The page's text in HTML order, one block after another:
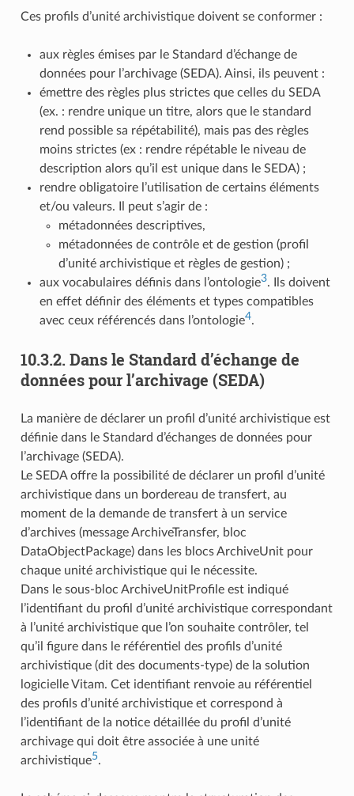
Ces profils d’unité archivistique doivent se conformer :
aux règles émises par le Standard d’échange de
données pour l’archivage (SEDA). Ainsi, ils peuvent :
émettre des règles plus strictes que celles du SEDA
(ex. : rendre unique un titre, alors que le standard
rend possible sa répétabilité), mais pas des règles
moins strictes (ex : rendre répétable le niveau de
description alors qu’il est unique dans le SEDA) ;
rendre obligatoire l’utilisation de certains éléments
et/ou valeurs. Il peut s’agir de :
métadonnées descriptives,
métadonnées de contrôle et de gestion (profil
d’unité archivistique et règles de gestion) ;
aux vocabulaires définis dans l’ontologie3. Ils doivent
en effet définir des éléments et types compatibles
avec ceux référencés dans l’ontologie4.
10.3.2. Dans le Standard d’échange de
données pour l’archivage (SEDA)
La manière de déclarer un profil d’unité archivistique est
définie dans le Standard d’échanges de données pour
l’archivage (SEDA).
Le SEDA offre la possibilité de déclarer un profil d’unité
archivistique dans un bordereau de transfert, au
moment de la demande de transfert à un service
d’archives (message ArchiveTransfer, bloc
DataObjectPackage) dans les blocs ArchiveUnit pour
chaque unité archivistique qui le nécessite.
Dans le sous-bloc ArchiveUnitProfile est indiqué
l’identifiant du profil d’unité archivistique correspondant
à l’unité archivistique que l’on souhaite contrôler, tel
qu’il figure dans le référentiel des profils d’unité
archivistique (dit des documents-type) de la solution
logicielle Vitam. Cet identifiant renvoie au référentiel
des profils d’unité archivistique et correspond à
l’identifiant de la notice détaillée du profil d’unité
archivage qui doit être associée à une unité
archivistique5.